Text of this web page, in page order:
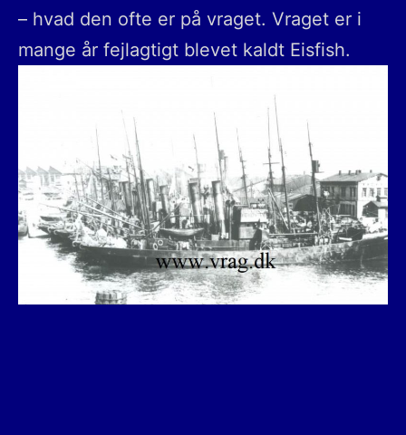
– hvad den ofte er på vraget. Vraget er i
mange år fejlagtigt blevet kaldt Eisfish.